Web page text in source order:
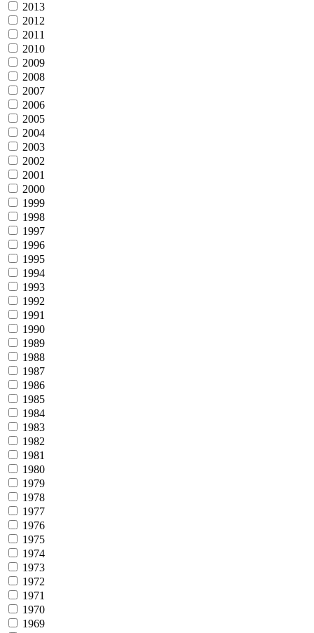
2013
2012
2011
2010
2009
2008
2007
2006
2005
2004
2003
2002
2001
2000
1999
1998
1997
1996
1995
1994
1993
1992
1991
1990
1989
1988
1987
1986
1985
1984
1983
1982
1981
1980
1979
1978
1977
1976
1975
1974
1973
1972
1971
1970
1969